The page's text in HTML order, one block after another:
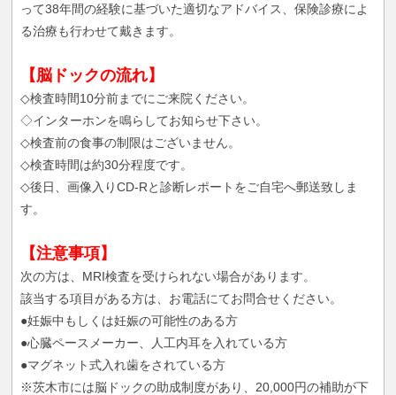
って38年間の経験に基づいた適切なアドバイス、保険診療によ
る治療も行わせて戴きます。
【脳ドックの流れ】
◇検査時間10分前までにご来院ください。
◇インターホンを鳴らしてお知らせ下さい。
◇検査前の食事の制限はございません。
◇検査時間は約30分程度です。
◇後日、画像入りCD-Rと診断レポートをご自宅へ郵送致しま
す。
【注意事項】
次の方は、MRI検査を受けられない場合があります。
該当する項目がある方は、お電話にてお問合せください。
●妊娠中もしくは妊娠の可能性のある方
●心臓ペースメーカー、人工内耳を入れている方
●マグネット式入れ歯をされている方
※茨木市には脳ドックの助成制度があり、20,000円の補助が下